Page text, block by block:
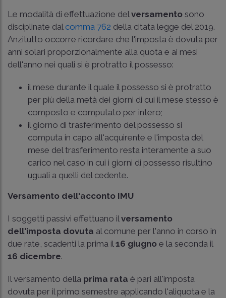
Le modalità di effettuazione del versamento sono
disciplinate dal comma 762 della citata legge del 2019.
Anzitutto occorre ricordare che l'imposta è dovuta per
anni solari proporzionalmente alla quota e ai mesi
dell'anno nei quali si è protratto il possesso:
il mese durante il quale il possesso si è protratto
per più della metà dei giorni di cui il mese stesso è
composto e computato per intero;
il giorno di trasferimento del possesso si
computa in capo all'acquirente e l'imposta del
mese del trasferimento resta interamente a suo
carico nel caso in cui i giorni di possesso risultino
uguali a quelli del cedente.
Versamento dell'acconto IMU
I soggetti passivi effettuano il versamento
dell'imposta dovuta al comune per l'anno in corso in
due rate, scadenti la prima il 16 giugno e la seconda il
16 dicembre.
Il versamento della prima rata è pari all'imposta
dovuta per il primo semestre applicando l'aliquota e la